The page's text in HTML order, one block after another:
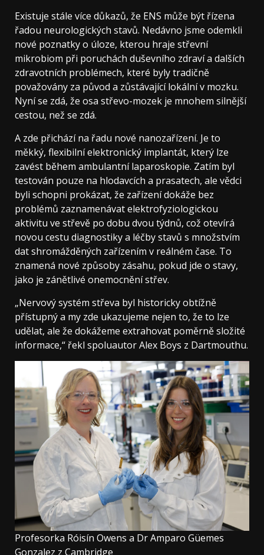
Existuje stále více důkazů, že ENS může být řízena
řadou neurologických stavů. Nedávno jsme odemkli
nové poznatky o úloze, kterou hraje střevní
mikrobiom při poruchách duševního zdraví a dalších
zdravotních problémech, které byly tradičně
považovány za původ a zůstávající lokální v mozku.
Nyní se zdá, že osa střevo-mozek je mnohem silnější
cestou, než se zdá.
A zde přichází na řadu nové nanozařízení. Je to
měkký, flexibilní elektronický implantát, který lze
zavést během ambulantní laparoskopie. Zatím byl
testován pouze na hlodavcích a prasatech, ale vědci
byli schopni prokázat, že zařízení dokáže bez
problémů zaznamenávat elektrofyziologickou
aktivitu ve střevě po dobu dvou týdnů, což otevírá
novou cestu diagnostiky a léčby stavů s množstvím
dat shromážděných zařízením v reálném čase. To
znamená nové způsoby zásahu, pokud jde o stavy,
jako je zánětlivé onemocnění střev.
„Nervový systém střeva byl historicky obtížně
přístupný a my zde ukazujeme nejen to, že to lze
udělat, ale že dokážeme extrahovat poměrně složité
informace,“ řekl spoluautor Alex Boys z Dartmouthu.
Profesorka Róisín Owens a Dr Amparo Güemes
Gonzalez z Cambridge